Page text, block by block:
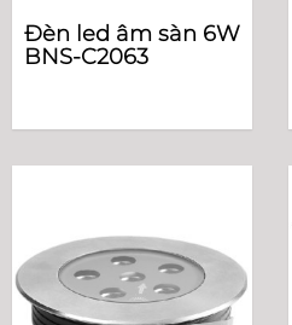
Đèn led âm sàn 6W
BNS-C2063